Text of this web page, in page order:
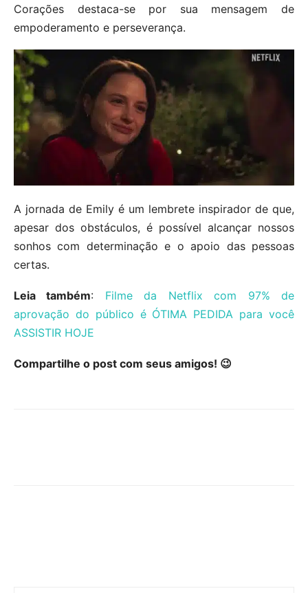
Corações destaca-se por sua mensagem de
empoderamento e perseverança.
A jornada de Emily é um lembrete inspirador de que,
apesar dos obstáculos, é possível alcançar nossos
sonhos com determinação e o apoio das pessoas
certas.
Leia também: Filme da Netflix com 97% de
aprovação do público é ÓTIMA PEDIDA para você
ASSISTIR HOJE
Compartilhe o post com seus amigos! 😉